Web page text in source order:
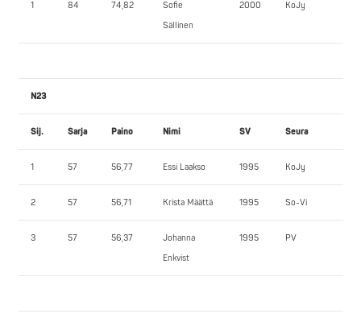
1 84 74,82
Sofie
Sällinen
2000 KoJy
N23
Sij. Sarja Paino Nimi SV Seura
1 57 56,77 Essi Laakso 1995 KoJy
2 57 56,71 Krista Määttä 1995 So-Vi
3 57 56,37
Johanna
Enkvist
1995 PV